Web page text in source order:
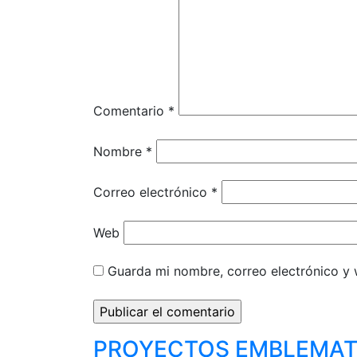
Comentario *
Nombre *
Correo electrónico *
Web
Guarda mi nombre, correo electrónico
PROYECTOS